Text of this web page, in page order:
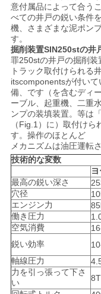
な
さ
い
今
す
ぐ
チ
ャ
ッ
ト
意付属品によって合う
べての井戸の鋭い条件
機、さまざまな泥ポン
す。
掘削装置SIN250stの井
罪250stの井戸の掘削装
トラック取付けられる
itscomponentsが付い
備、です（を含むディ
ーブル、起重機、二重
ンプの装填装置。等は
（Fig.1）に）取付け
す。操作のほとんど
メカニズムは油圧運転
技術的な変数
最高の鋭い深さ
穴径
エンジン力
働き圧力
空気消費
鋭い効率
軸線圧力
力を引っ張って下さ
い
8T